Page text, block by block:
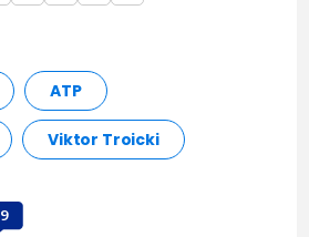
ATP
Viktor Troicki
9